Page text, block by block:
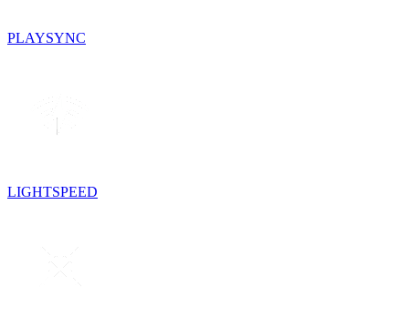
PLAYSYNC
LIGHTSPEED